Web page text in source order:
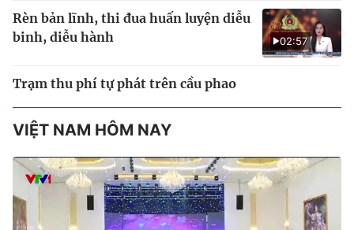
02:57
Rèn bản lĩnh, thi đua huấn luyện diễu
binh, diễu hành
Trạm thu phí tự phát trên cầu phao
VIỆT NAM HÔM NAY